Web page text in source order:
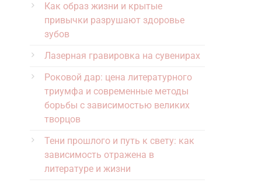
Как образ жизни и крытые
привычки разрушают здоровье
зубов
Лазерная гравировка на сувенирах
Роковой дар: цена литературного
триумфа и современные методы
борьбы с зависимостью великих
творцов
Тени прошлого и путь к свету: как
зависимость отражена в
литературе и жизни